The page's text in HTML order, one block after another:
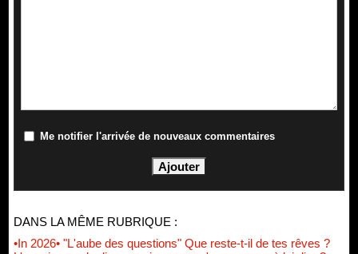
Me notifier l'arrivée de nouveaux commentaires
DANS LA MÊME RUBRIQUE :
•In 2026• "L'aube des questions" Que reste-t-il de tes rêves ?